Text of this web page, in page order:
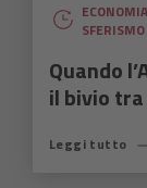
SFERISMO
Quando
il bivio
Leggi tutto